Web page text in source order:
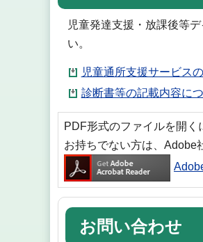
児童発達支援・放課後等
い。
児童通所支援サービス
診断書等の記載内容に
PDF形式のファイルを開く
お持ちでない方は、Adobe
お問い合わせ